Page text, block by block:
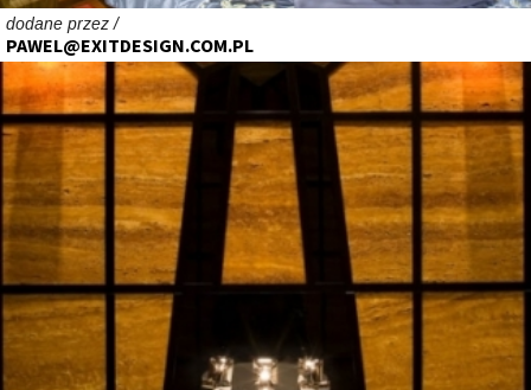
dodane przez /
PAWEL@EXITDESIGN.COM.PL